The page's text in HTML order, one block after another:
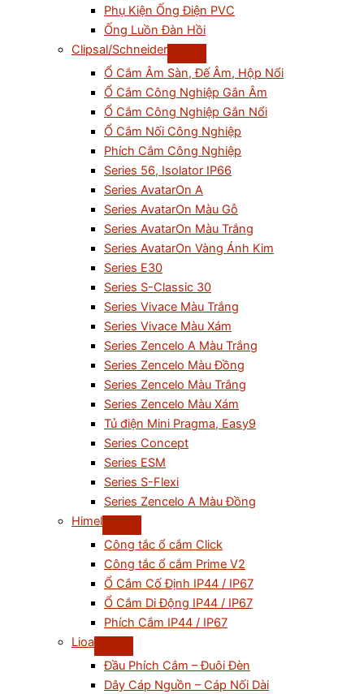
Phụ Kiện Ống Điện PVC
Ống Luồn Đàn Hồi
Clipsal/Schneider
Ổ Cắm Âm Sàn, Đế Âm, Hộp Nổi
Ổ Cắm Công Nghiệp Gắn Âm
Ổ Cắm Công Nghiệp Gắn Nổi
Ổ Cắm Nối Công Nghiệp
Phích Cắm Công Nghiệp
Series 56, Isolator IP66
Series AvatarOn A
Series AvatarOn Màu Gỗ
Series AvatarOn Màu Trắng
Series AvatarOn Vàng Ánh Kim
Series E30
Series S-Classic 30
Series Vivace Màu Trắng
Series Vivace Màu Xám
Series Zencelo A Màu Trắng
Series Zencelo Màu Đồng
Series Zencelo Màu Trắng
Series Zencelo Màu Xám
Tủ điện Mini Pragma, Easy9
Series Concept
Series ESM
Series S-Flexi
Series Zencelo A Màu Đồng
Himel
Công tắc ổ cắm Click
Công tắc ổ cắm Prime V2
Ổ Cắm Cố Định IP44 / IP67
Ổ Cắm Di Động IP44 / IP67
Phích Cắm IP44 / IP67
Lioa
Đầu Phích Cắm – Đuôi Đèn
Dây Cáp Nguồn – Cáp Nối Dài